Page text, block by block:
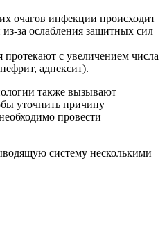
очагов инфекции происходит
за ослабления защитных сил
протекают с увеличением числа
аднексит).
также вызывают
уточнить причину
провести
систему несколькими